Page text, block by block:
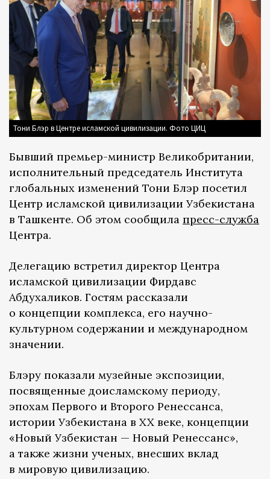
Тони Блэр в Центре исламской цивилизации. Фото ЦИЦ
Бывший премьер-министр Великобритании,
исполнительный председатель Института
глобальных изменений Тони Блэр посетил
Центр исламской цивилизации Узбекистана
в Ташкенте. Об этом сообщила пресс-служба
Центра.
Делегацию встретил директор Центра
исламской цивилизации Фирдавс
Абдухаликов. Гостям рассказали
о концепции комплекса, его научно-
культурном содержании и международном
значении.
Блэру показали музейные экспозиции,
посвященные доисламскому периоду,
эпохам Первого и Второго Ренессанса,
истории Узбекистана в XX веке, концепции
«Новый Узбекистан — Новый Ренессанс»,
а также жизни ученых, внесших вклад
в мировую цивилизацию.